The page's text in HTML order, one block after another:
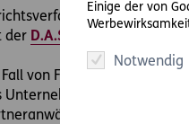
Einige der von
Notwendig
sind oft
der D.A.S. Direkthilfe®
von Frau R. hat ein
Unternehmen aber nicht
zurückgreifen